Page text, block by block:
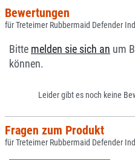
Bewertungen
für Treteimer Rubbermaid Defender
Bitte melden sie sich an um
können.
Leider gibt es noch keine
Fragen zum Produkt
für Treteimer Rubbermaid Defender